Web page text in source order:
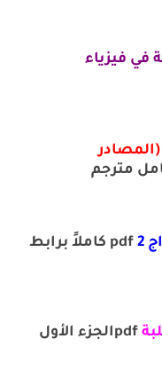
في فيزياء
2
pdf كاملاً برابط
pdfالجزء الأول